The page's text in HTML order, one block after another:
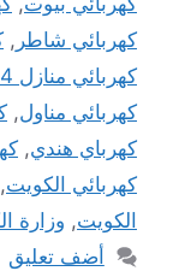
كهربائي شاطر ,
كهربائي منازل 24 ساعة
كهربائي مناول,
كهرباي هندي,
كهربائي الكويت,
الكويت, وزارة
أضف تعليق